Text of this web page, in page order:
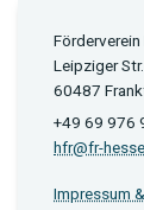
Leipziger
60487
+49 69 976
hfr@fr-
Impressum